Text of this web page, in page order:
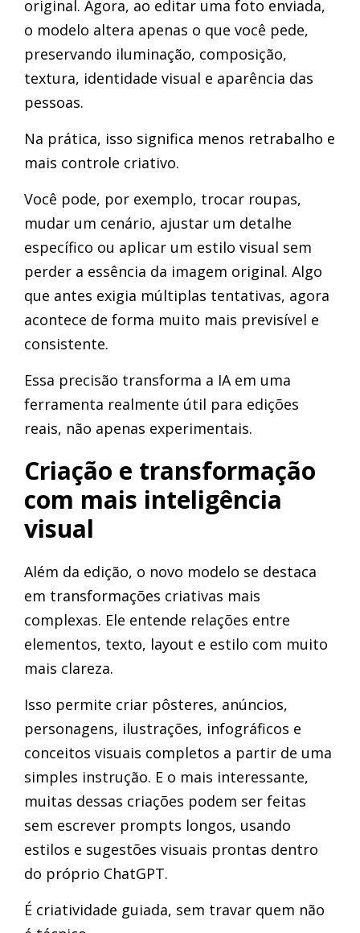
original. Agora, ao editar uma foto enviada,
o modelo altera apenas o que você pede,
preservando iluminação, composição,
textura, identidade visual e aparência das
pessoas.
Na prática, isso significa menos retrabalho e
mais controle criativo.
Você pode, por exemplo, trocar roupas,
mudar um cenário, ajustar um detalhe
específico ou aplicar um estilo visual sem
perder a essência da imagem original. Algo
que antes exigia múltiplas tentativas, agora
acontece de forma muito mais previsível e
consistente.
Essa precisão transforma a IA em uma
ferramenta realmente útil para edições
reais, não apenas experimentais.
Criação e transformação
com mais inteligência
visual
Além da edição, o novo modelo se destaca
em transformações criativas mais
complexas. Ele entende relações entre
elementos, texto, layout e estilo com muito
mais clareza.
Isso permite criar pôsteres, anúncios,
personagens, ilustrações, infográficos e
conceitos visuais completos a partir de uma
simples instrução. E o mais interessante,
muitas dessas criações podem ser feitas
sem escrever prompts longos, usando
estilos e sugestões visuais prontas dentro
do próprio ChatGPT.
É criatividade guiada, sem travar quem não